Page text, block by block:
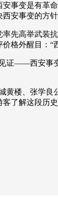
变是有革
安事变的方
高举武装
格外醒目：
——西安事
楼、张学良
了解这段历